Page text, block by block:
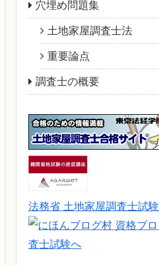
穴埋め問題集
土地家屋調査士法
重要論点
調査士の概要
法務省 土地家屋調査士試験